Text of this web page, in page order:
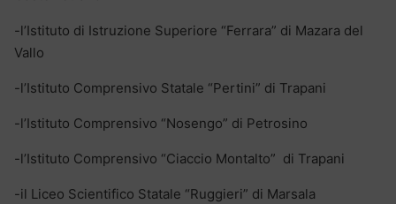
-l’Istituto di Istruzione Superiore “Ferrara” di Mazara del
Vallo
-l’Istituto Comprensivo Statale “Pertini” di Trapani
-l’Istituto Comprensivo “Nosengo” di Petrosino
-l’Istituto Comprensivo “Ciaccio Montalto” di Trapani
-il Liceo Scientifico Statale “Ruggieri” di Marsala